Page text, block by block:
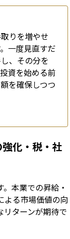
りを増やせ
一度見直すだ
、その分を
資を始める前
を確保しつつ
化・税・社
本業での昇給・
よる市場価値の向
ターンが期待で